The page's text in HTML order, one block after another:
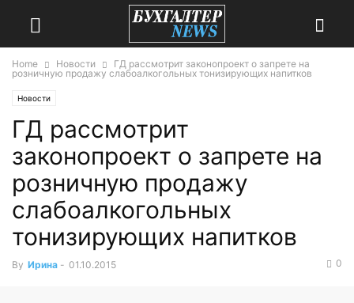
Home Новости
ГД рассмотрит законопроект о запрете на
розничную продажу слабоалкогольных тонизирующих напитков
Новости
ГД рассмотрит
законопроект о запрете на
розничную продажу
слабоалкогольных
тонизирующих напитков
By Ирина - 01.10.2015 0